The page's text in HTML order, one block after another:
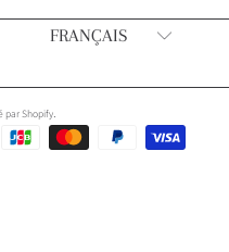
par Shopify.
FRANÇAIS